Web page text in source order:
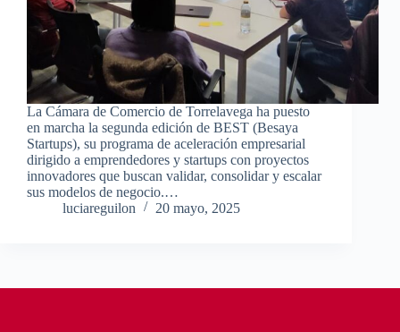
La Cámara de Comercio de Torrelavega ha puesto
en marcha la segunda edición de BEST (Besaya
Startups), su programa de aceleración empresarial
dirigido a emprendedores y startups con proyectos
innovadores que buscan validar, consolidar y escalar
sus modelos de negocio.…
luciareguilon
20 mayo, 2025